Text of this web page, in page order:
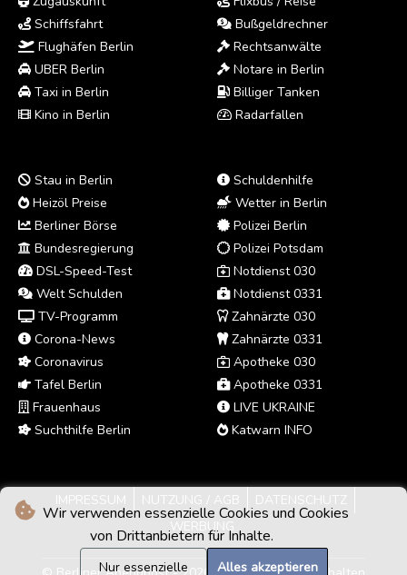
Wir verwenden essenzielle Cookies und Cookies
von Drittanbietern für Inhalte.
Nur essenzielle Alles akzeptieren
Schiffsfahrt
Flughäfen Berlin
UBER Berlin
Taxi in Berlin
Kino in Berlin
Bußgeldrechner
Rechtsanwälte
Notare in Berlin
Billiger Tanken
Radarfallen
Stau in Berlin
Heizöl Preise
Berliner Börse
Bundesregierung
DSL-Speed-Test
Welt Schulden
TV-Programm
Corona-News
Coronavirus
Tafel Berlin
Frauenhaus
Suchthilfe Berlin
Schuldenhilfe
Wetter in Berlin
Polizei Berlin
Polizei Potsdam
Notdienst 030
Notdienst 0331
Zahnärzte 030
Zahnärzte 0331
Apotheke 030
Apotheke 0331
LIVE UKRAINE
Katwarn INFO
IMPRESSUM NUTZUNG / AGB
DATENSCHUTZ
WERBUNG